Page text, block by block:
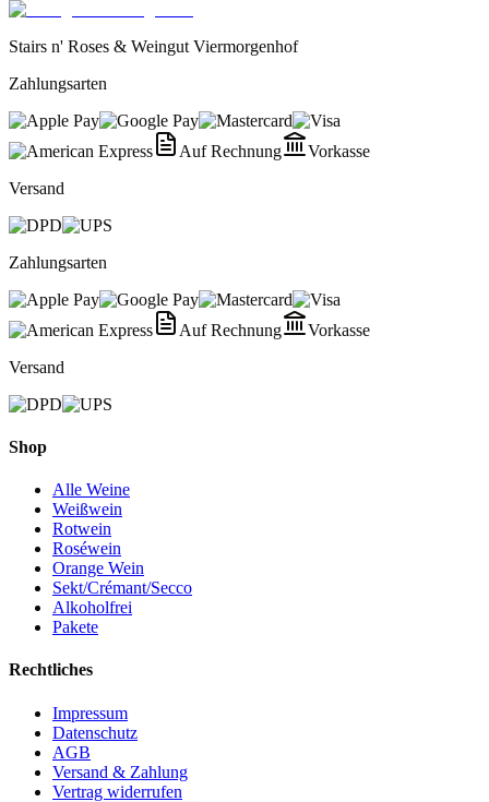
Stairs n' Roses & Weingut Viermorgenhof
Zahlungsarten
Auf Rechnung
Vorkasse
Versand
Zahlungsarten
Auf Rechnung
Vorkasse
Versand
Shop
Alle Weine
Weißwein
Rotwein
Roséwein
Orange Wein
Sekt/Crémant/Secco
Alkoholfrei
Pakete
Rechtliches
Impressum
Datenschutz
AGB
Versand & Zahlung
Vertrag widerrufen